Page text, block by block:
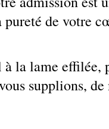
de votre
la lame effilée,
supplions,